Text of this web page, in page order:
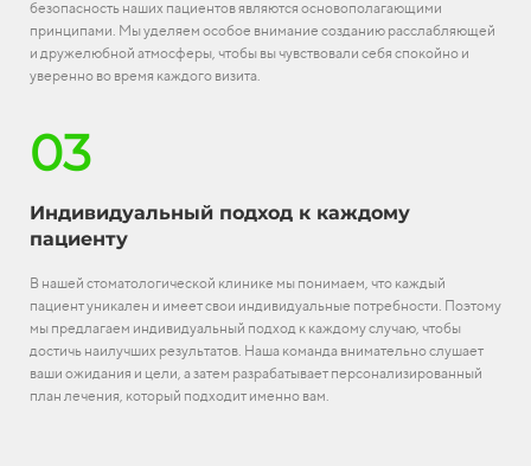
безопасность наших пациентов являются основополагающими
принципами. Мы уделяем особое внимание созданию расслабляющей
и дружелюбной атмосферы, чтобы вы чувствовали себя спокойно и
уверенно во время каждого визита.
03
Индивидуальный подход к каждому
пациенту
В нашей стоматологической клинике мы понимаем, что каждый
пациент уникален и имеет свои индивидуальные потребности. Поэтому
мы предлагаем индивидуальный подход к каждому случаю, чтобы
достичь наилучших результатов. Наша команда внимательно слушает
ваши ожидания и цели, а затем разрабатывает персонализированный
план лечения, который подходит именно вам.